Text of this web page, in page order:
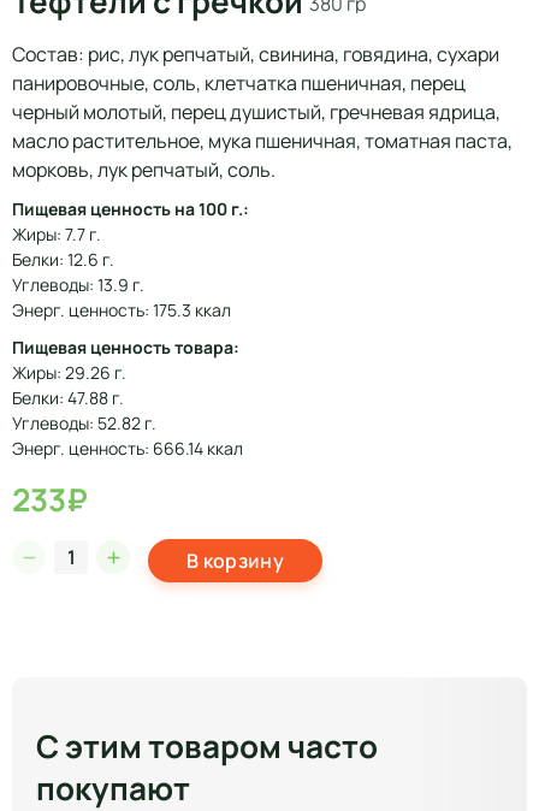
Состав: рис, лук репчатый, свинина, говядина, сухари
панировочные, соль, клетчатка пшеничная, перец
черный молотый, перец душистый, гречневая ядрица,
масло растительное, мука пшеничная, томатная паста,
морковь, лук репчатый, соль.
Пищевая ценность на 100 г.:
Жиры: 7.7 г.
Белки: 12.6 г.
Углеводы: 13.9 г.
Энерг. ценность: 175.3 ккал
Пищевая ценность товара:
Жиры: 29.26 г.
Белки: 47.88 г.
Углеводы: 52.82 г.
Энерг. ценность: 666.14 ккал
233₽
В корзину
С этим товаром часто
покупают